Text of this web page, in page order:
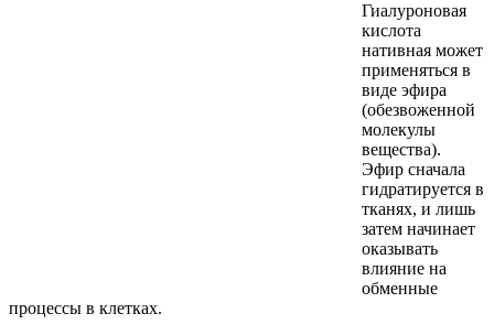
Гиалуроновая
кислота
нативная может
применяться в
виде эфира
(обезвоженной
молекулы
вещества).
Эфир сначала
гидратируется в
тканях, и лишь
затем начинает
оказывать
влияние на
обменные
процессы в клетках.